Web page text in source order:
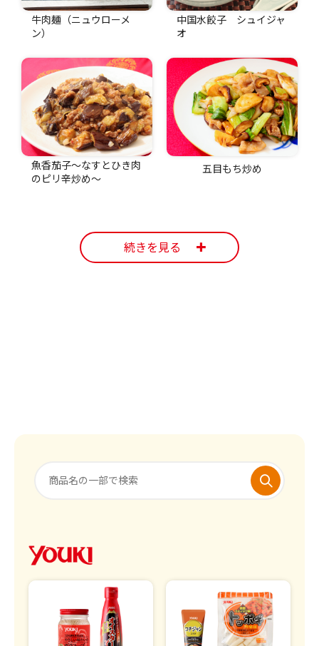
牛肉麺（ニュウローメ
ン）
中国水餃子 シュイジャ
オ
魚香茄子～なすとひき肉
のピリ辛炒め～
五目もち炒め
続きを見る